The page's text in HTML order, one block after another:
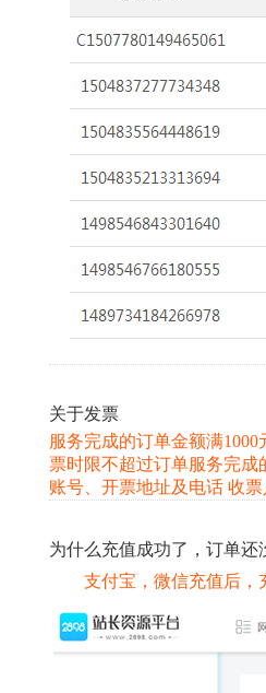
关于发票
服务完成的订单金额满
票时限不超过订单服务完
账号、开票地址及电话 收
为什么充值成功了，订单还
支付宝，微信充值后，